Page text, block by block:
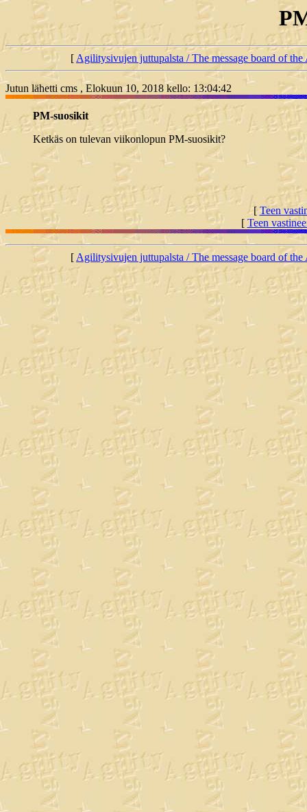
[Agilitysivujen juttupalsta / The message board of
Jutun lähetti cms , Elokuun 10, 2018 kello: 13:04:42
PM-suosikit
Ketkäs on tulevan viikonlopun PM-suosikit?
[Teen
[ Teen
[Agilitysivujen juttupalsta / The message board of